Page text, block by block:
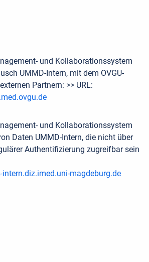
und Kollaborationssystem
UMMD-Intern, mit dem OVGU-
Partnern: >> URL:
und Kollaborationssystem
Daten UMMD-Intern, die nicht über
Authentifizierung zugreifbar sein
magdeburg.de